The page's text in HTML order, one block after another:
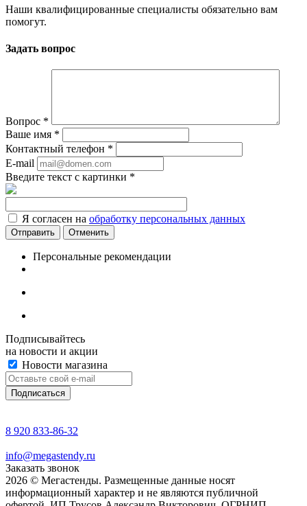
Наши квалифицированные специалисты обязательно вам
помогут.
Задать вопрос
Вопрос *
Ваше имя *
Контактный телефон *
E-mail
Введите текст с картинки *
Я согласен на обработку персональных данных
Отменить
Персональные рекомендации
Подписывайтесь
на новости и акции
Новости магазина
8 920 833-86-32
info@megastendy.ru
Заказать звонок
2026 © Мегастенды. Размещенные данные носят
информационный характер и не являются публичной